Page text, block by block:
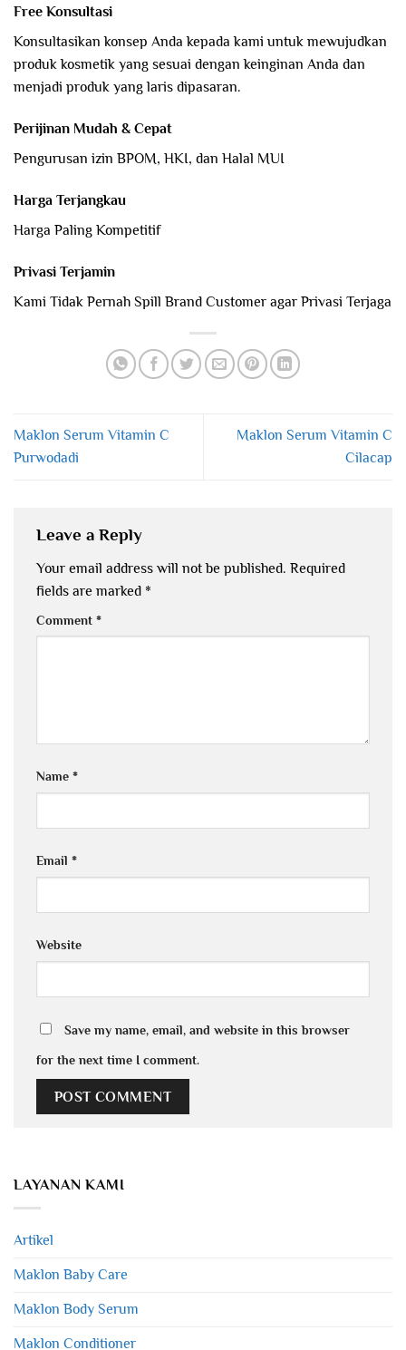
Free Konsultasi
Konsultasikan konsep Anda kepada kami untuk mewujudkan
produk kosmetik yang sesuai dengan keinginan Anda dan
menjadi produk yang laris dipasaran.
Perijinan Mudah & Cepat
Pengurusan izin BPOM, HKI, dan Halal MUI
Harga Terjangkau
Harga Paling Kompetitif
Privasi Terjamin
Kami Tidak Pernah Spill Brand Customer agar Privasi Terjaga
Maklon Serum Vitamin C
Purwodadi
Maklon Serum Vitamin C
Cilacap
Leave a Reply
Your email address will not be published. Required
fields are marked *
Comment *
Name *
Email *
Website
Save my name, email, and website in this browser
for the next time I comment.
LAYANAN KAMI
Artikel
Maklon Baby Care
Maklon Body Serum
Maklon Conditioner